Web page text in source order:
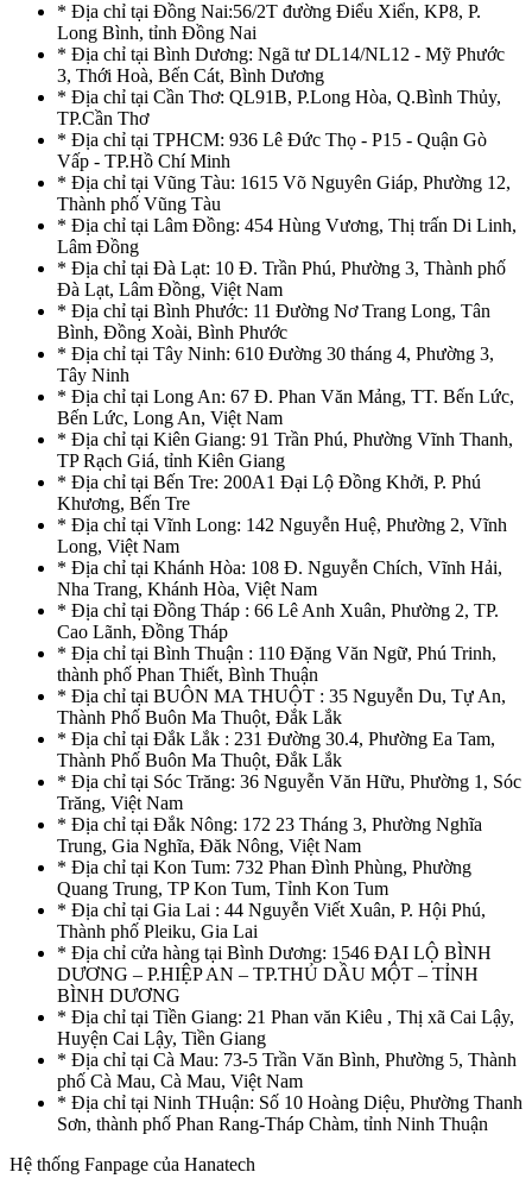
* Địa chỉ tại Đồng Nai:56/2T đường Điểu Xiển, KP8, P.
Long Bình, tỉnh Đồng Nai
* Địa chỉ tại Bình Dương: Ngã tư DL14/NL12 - Mỹ Phước
3, Thới Hoà, Bến Cát, Bình Dương
* Địa chỉ tại Cần Thơ: QL91B, P.Long Hòa, Q.Bình Thủy,
TP.Cần Thơ
* Địa chỉ tại TPHCM: 936 Lê Đức Thọ - P15 - Quận Gò
Vấp - TP.Hồ Chí Minh
* Địa chỉ tại Vũng Tàu: 1615 Võ Nguyên Giáp, Phường 12,
Thành phố Vũng Tàu
* Địa chỉ tại Lâm Đồng: 454 Hùng Vương, Thị trấn Di Linh,
Lâm Đồng
* Địa chỉ tại Đà Lạt: 10 Đ. Trần Phú, Phường 3, Thành phố
Đà Lạt, Lâm Đồng, Việt Nam
* Địa chỉ tại Bình Phước: 11 Đường Nơ Trang Long, Tân
Bình, Đồng Xoài, Bình Phước
* Địa chỉ tại Tây Ninh: 610 Đường 30 tháng 4, Phường 3,
Tây Ninh
* Địa chỉ tại Long An: 67 Đ. Phan Văn Mảng, TT. Bến Lức,
Bến Lức, Long An, Việt Nam
* Địa chỉ tại Kiên Giang: 91 Trần Phú, Phường Vĩnh Thanh,
TP Rạch Giá, tỉnh Kiên Giang
* Địa chỉ tại Bến Tre: 200A1 Đại Lộ Đồng Khởi, P. Phú
Khương, Bến Tre
* Địa chỉ tại Vĩnh Long: 142 Nguyễn Huệ, Phường 2, Vĩnh
Long, Việt Nam
* Địa chỉ tại Khánh Hòa: 108 Đ. Nguyễn Chích, Vĩnh Hải,
Nha Trang, Khánh Hòa, Việt Nam
* Địa chỉ tại Đồng Tháp : 66 Lê Anh Xuân, Phường 2, TP.
Cao Lãnh, Đồng Tháp
* Địa chỉ tại Bình Thuận : 110 Đặng Văn Ngữ, Phú Trinh,
thành phố Phan Thiết, Bình Thuận
* Địa chỉ tại BUÔN MA THUỘT : 35 Nguyễn Du, Tự An,
Thành Phố Buôn Ma Thuột, Đắk Lắk
* Địa chỉ tại Đắk Lắk : 231 Đường 30.4, Phường Ea Tam,
Thành Phố Buôn Ma Thuột, Đắk Lắk
* Địa chỉ tại Sóc Trăng: 36 Nguyễn Văn Hữu, Phường 1, Sóc
Trăng, Việt Nam
* Địa chỉ tại Đắk Nông: 172 23 Tháng 3, Phường Nghĩa
Trung, Gia Nghĩa, Đăk Nông, Việt Nam
* Địa chỉ tại Kon Tum: 732 Phan Đình Phùng, Phường
Quang Trung, TP Kon Tum, Tỉnh Kon Tum
* Địa chỉ tại Gia Lai : 44 Nguyễn Viết Xuân, P. Hội Phú,
Thành phố Pleiku, Gia Lai
* Địa chỉ cửa hàng tại Bình Dương: 1546 ĐẠI LỘ BÌNH
DƯƠNG – P.HIỆP AN – TP.THỦ DẦU MỘT – TỈNH
BÌNH DƯƠNG
* Địa chỉ tại Tiền Giang: 21 Phan văn Kiêu , Thị xã Cai Lậy,
Huyện Cai Lậy, Tiền Giang
* Địa chỉ tại Cà Mau: 73-5 Trần Văn Bình, Phường 5, Thành
phố Cà Mau, Cà Mau, Việt Nam
* Địa chỉ tại Ninh THuận: Số 10 Hoàng Diệu, Phường Thanh
Sơn, thành phố Phan Rang-Tháp Chàm, tỉnh Ninh Thuận
Hệ thống Fanpage của Hanatech